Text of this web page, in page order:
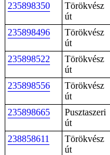
235898350
Törökvész
út
235898496
Törökvész
út
235898522
Törökvész
út
235898556
Törökvész
út
235898665
Pusztaszeri
út
238858611
Törökvész
út